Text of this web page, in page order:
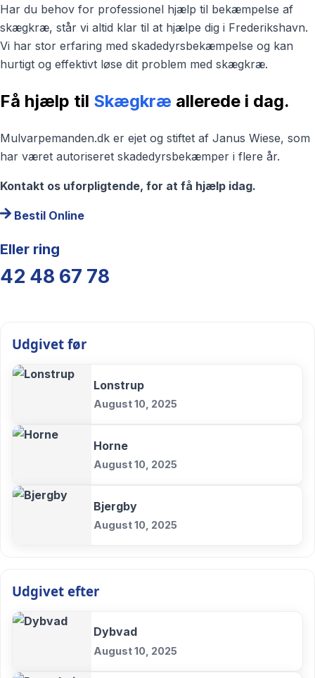
Har du behov for professionel hjælp til bekæmpelse af
skægkræ, står vi altid klar til at hjælpe dig i Frederikshavn.
Vi har stor erfaring med skadedyrsbekæmpelse og kan
hurtigt og effektivt løse dit problem med skægkræ.
Få hjælp til Skægkræ allerede i dag.
Mulvarpemanden.dk er ejet og stiftet af Janus Wiese, som
har været autoriseret skadedyrsbekæmper i flere år.
Kontakt os uforpligtende, for at få hjælp idag.
Bestil Online
Eller ring
42 48 67 78
Udgivet før
Lonstrup
August 10, 2025
Horne
August 10, 2025
Bjergby
August 10, 2025
Udgivet efter
Dybvad
August 10, 2025